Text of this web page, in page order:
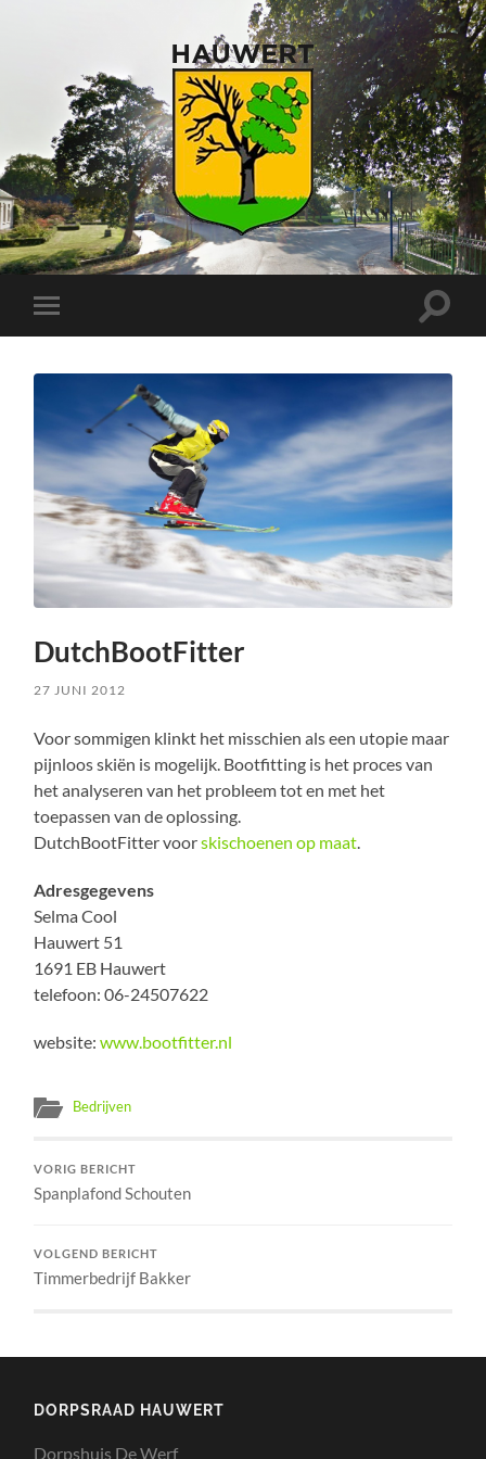
Toggle
mobiel
Toggle
DutchBootFitter
27 JUNI 2012
Voor sommigen klinkt het misschien als een utopie maar
pijnloos skiën is mogelijk. Bootfitting is het proces van
het analyseren van het probleem tot en met het
toepassen van de oplossing.
DutchBootFitter voorskischoenen op maat.
Adresgegevens
Selma Cool
Hauwert 51
1691 EB Hauwert
telefoon: 06-24507622
website:www.bootfitter.nl
Bedrijven
VORIG BERICHT
Spanplafond Schouten
VOLGEND BERICHT
Timmerbedrijf Bakker
DORPSRAAD HAUWERT
Dorpshuis De Werf